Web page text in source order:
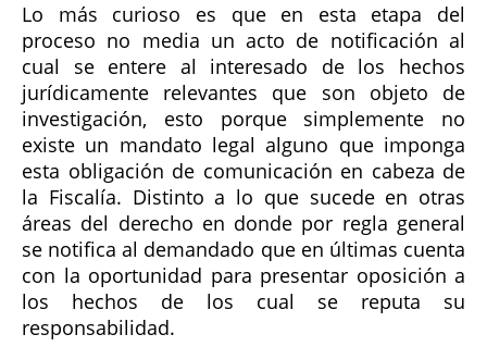
Lo más curioso es que en esta etapa del
proceso no media un acto de notificación al
cual se entere al interesado de los hechos
jurídicamente relevantes que son objeto de
investigación, esto porque simplemente no
existe un mandato legal alguno que imponga
esta obligación de comunicación en cabeza de
la Fiscalía. Distinto a lo que sucede en otras
áreas del derecho en donde por regla general
se notifica al demandado que en últimas cuenta
con la oportunidad para presentar oposición a
los hechos de los cual se reputa su
responsabilidad.